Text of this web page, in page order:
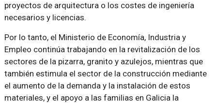
proyectos de arquitectura o los costes de ingeniería
necesarios y licencias.
Por lo tanto, el Ministerio de Economía, Industria y
Empleo continúa trabajando en la revitalización de los
sectores de la pizarra, granito y azulejos, mientras que
también estimula el sector de la construcción mediante
el aumento de la demanda y la instalación de estos
materiales, y el apoyo a las familias en Galicia la